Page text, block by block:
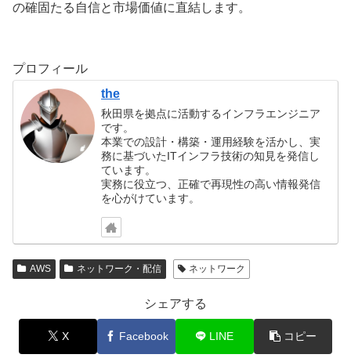
の確固たる自信と市場価値に直結します。
プロフィール
the
秋田県を拠点に活動するインフラエンジニア
です。
本業での設計・構築・運用経験を活かし、実
務に基づいたITインフラ技術の知見を発信し
ています。
実務に役立つ、正確で再現性の高い情報発信
を心がけています。
AWS ネットワーク・配信 ネットワーク
シェアする
X Facebook LINE コピー